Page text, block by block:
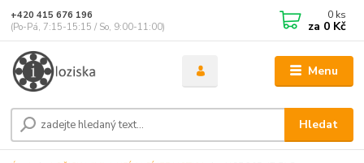
Menu
Hledat
+420 415 676 196
(Po-Pá, 7:15-15:15 / So, 9:00-11:00)
0 ks
za 0 Kč